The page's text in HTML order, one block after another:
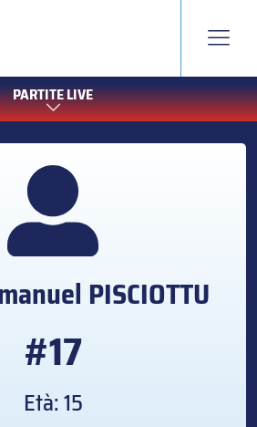
PARTITE LIVE
PISCIOTTU
#17
Età: 15